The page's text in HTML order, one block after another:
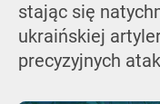
stając się
ukraińskiej
precyzyjnych